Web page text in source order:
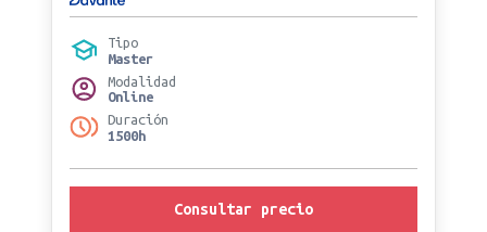
Tipo
Master
Modalidad
Online
Duración
1500h
Consultar precio